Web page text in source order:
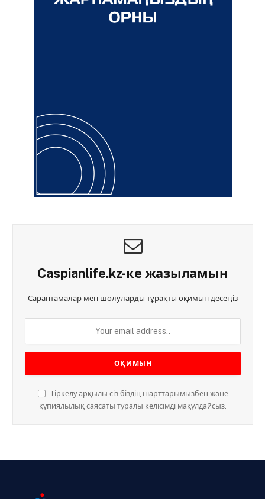
Caspianlife.kz-ке жазыламын
Сараптамалар мен шолуларды тұрақты оқимын десеңіз
Тіркелу арқылы сіз біздің шарттарымызбен және
құпиялылық саясаты туралы келісімді мақұлдайсыз.